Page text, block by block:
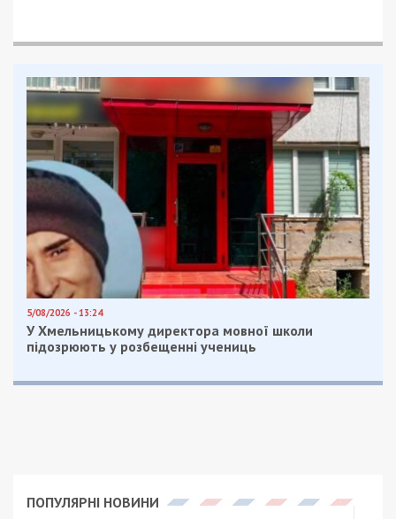
5/08/2026 - 13:24
У Хмельницькому директора мовної школи
підозрюють у розбещенні учениць
ПОПУЛЯРНІ НОВИНИ